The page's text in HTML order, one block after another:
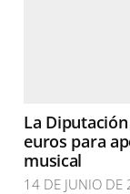
La
euros para
musical
14 DE JUNIO DE